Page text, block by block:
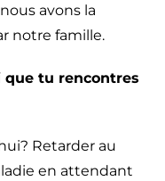
avons la
notre famille.
que tu rencontres
Retarder au
en attendant